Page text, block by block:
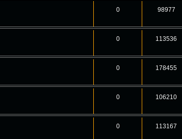
0 98977
0 113536
0 178455
0 106210
0 113167